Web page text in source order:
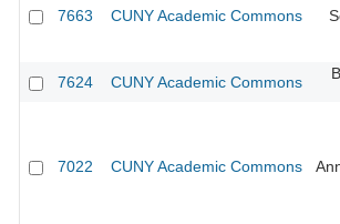
7663 CUNY Academic Commons
7624 CUNY Academic Commons
7022 CUNY Academic Commons